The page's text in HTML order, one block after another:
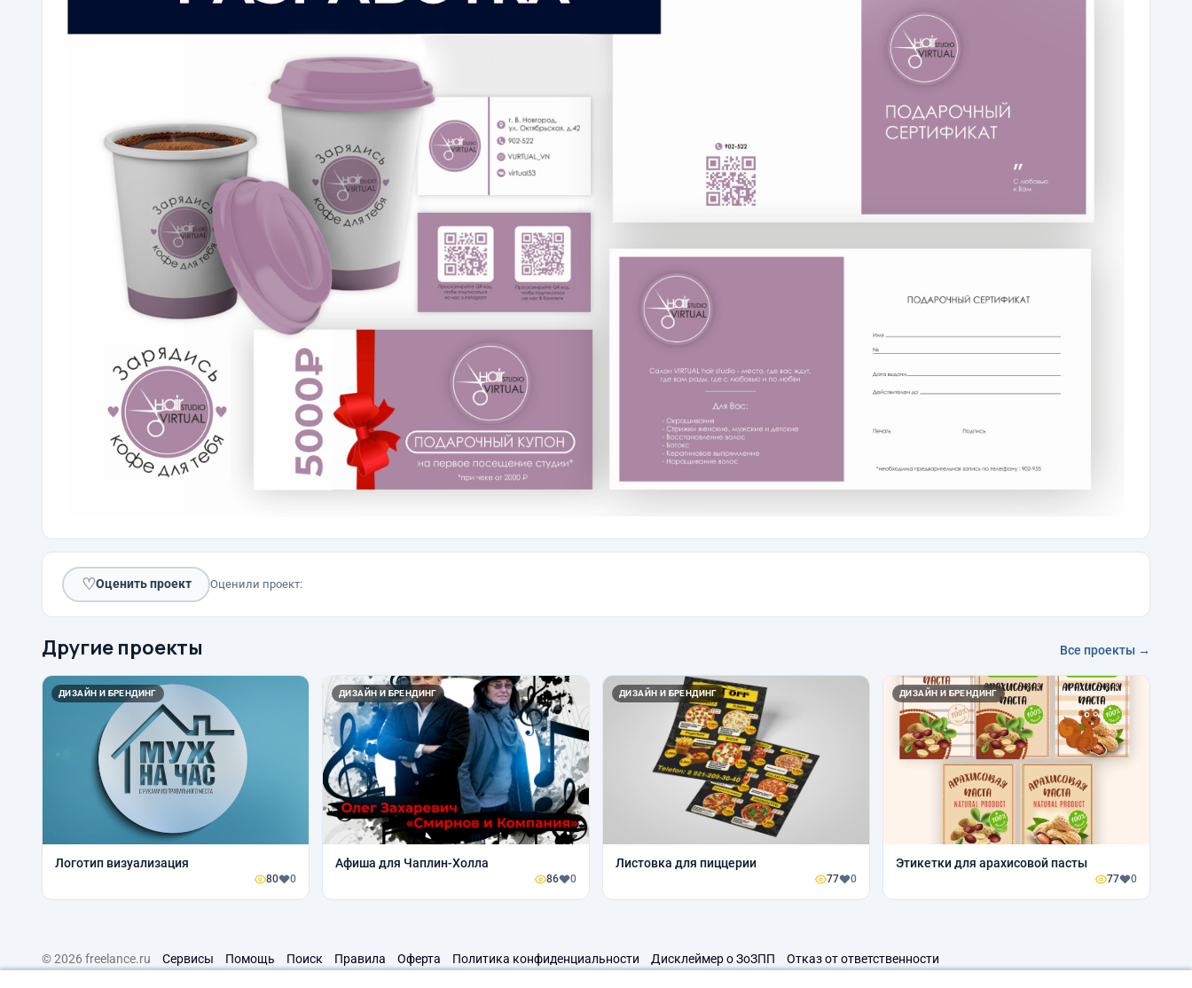
♡Оценить проект Оценили проект:
Другие проекты Все проекты →
ДИЗАЙН И БРЕНДИНГ
Логотип визуализация
80 0
ДИЗАЙН И БРЕНДИНГ
Афиша для Чаплин-Холла
86 0
ДИЗАЙН И БРЕНДИНГ
Листовка для пиццерии
77 0
ДИЗАЙН И БРЕНДИНГ
Этикетки для арахисовой пасты
77 0
© 2026 freelance.ru Сервисы Помощь Поиск Правила Оферта Политика конфиденциальности Дисклеймер о ЗоЗПП Отказ от ответственности